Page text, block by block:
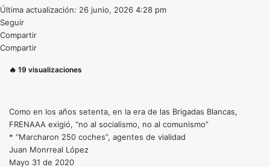
Última actualización: 26 junio, 2026 4:28 pm
Seguir
Compartir
Compartir
🔥 19 visualizaciones
Como en los años setenta, en la era de las Brigadas Blancas,
FRENAAA exigió, “no al socialismo, no al comunismo”
* “Marcharon 250 coches”, agentes de vialidad
Juan Monrreal López
Mayo 31 de 2020